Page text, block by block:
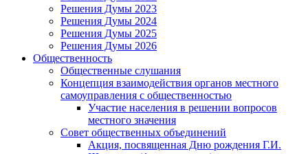
Решения Думы 2023
Решения Думы 2024
Решения Думы 2025
Решения Думы 2026
Общественность
Общественные слушания
Концепция взаимодействия органов местного
самоуправления с общественностью
Участие населения в решении вопросов
местного значения
Совет общественных объединений
Акция, посвященная Дню рождения Г.И.